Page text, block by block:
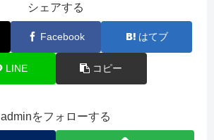
シェアする
Facebook はてブ
LINE コピー
adminをフォローする